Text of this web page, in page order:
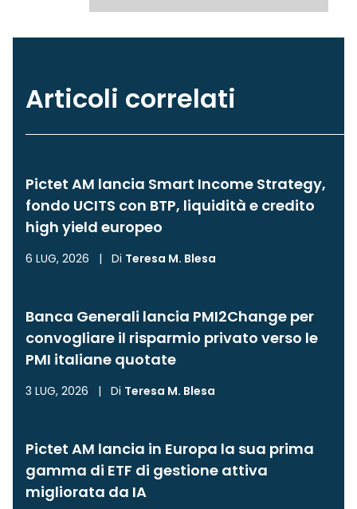
Articoli correlati
Pictet AM lancia Smart Income Strategy,
fondo UCITS con BTP, liquidità e credito
high yield europeo
6 LUG, 2026 | Di Teresa M. Blesa
Banca Generali lancia PMI2Change per
convogliare il risparmio privato verso le
PMI italiane quotate
3 LUG, 2026 | Di Teresa M. Blesa
Pictet AM lancia in Europa la sua prima
gamma di ETF di gestione attiva
migliorata da IA